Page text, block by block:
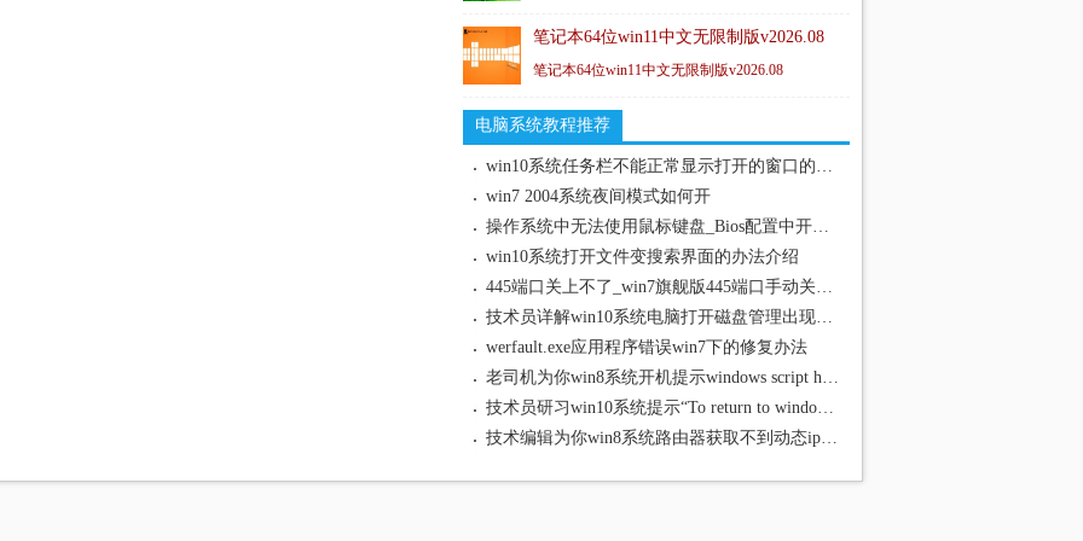
笔记本64位win11中文无限制版v2026.08
笔记本64位win11中文无限制版v2026.08
电脑系统教程推荐
win10系统任务栏不能正常显示打开的窗口的技巧
win7 2004系统夜间模式如何开
操作系统中无法使用鼠标键盘_Bios配置中开启鼠标键盘
win10系统打开文件变搜索界面的办法介绍
445端口关上不了_win7旗舰版445端口手动关上介绍
技术员详解win10系统电脑打开磁盘管理出现“无法连接虚拟磁盘服务”
werfault.exe应用程序错误win7下的修复办法
老司机为你win8系统开机提示windows script host脚本错误的问题
技术员研习win10系统提示“To return to windows”的技巧
技术编辑为你win8系统路由器获取不到动态ip地址的步骤